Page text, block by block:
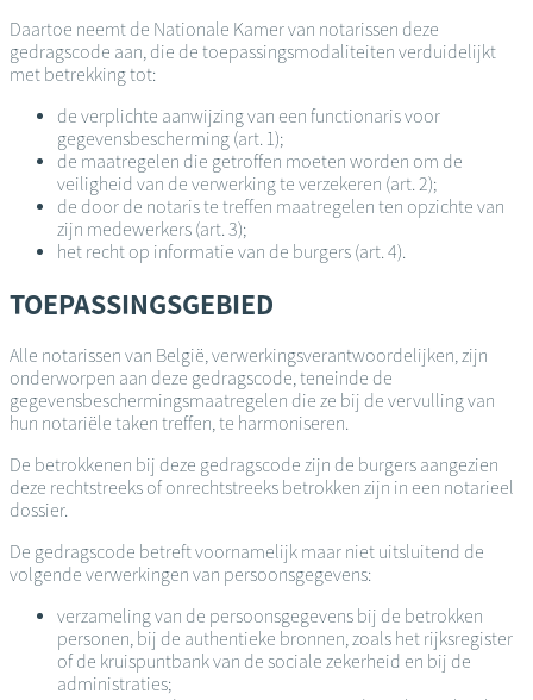
Daartoe neemt de Nationale Kamer van notarissen deze
gedragscode aan, die de toepassingsmodaliteiten verduidelijkt
met betrekking tot:
de verplichte aanwijzing van een functionaris voor
gegevensbescherming (art. 1);
de maatregelen die getroffen moeten worden om de
veiligheid van de verwerking te verzekeren (art. 2);
de door de notaris te treffen maatregelen ten opzichte van
zijn medewerkers (art. 3);
het recht op informatie van de burgers (art. 4).
TOEPASSINGSGEBIED
Alle notarissen van België, verwerkingsverantwoordelijken, zijn
onderworpen aan deze gedragscode, teneinde de
gegevensbeschermingsmaatregelen die ze bij de vervulling van
hun notariële taken treffen, te harmoniseren.
De betrokkenen bij deze gedragscode zijn de burgers aangezien
deze rechtstreeks of onrechtstreeks betrokken zijn in een notarieel
dossier.
De gedragscode betreft voornamelijk maar niet uitsluitend de
volgende verwerkingen van persoonsgegevens:
verzameling van de persoonsgegevens bij de betrokken
personen, bij de authentieke bronnen, zoals het rijksregister
of de kruispuntbank van de sociale zekerheid en bij de
administraties;